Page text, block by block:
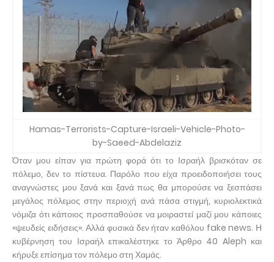
Hamas-Terrorists-Capture-Israeli-Vehicle-Photo-
by-Saeed-Abdelaziz
Όταν μου είπαν για πρώτη φορά ότι το Ισραήλ βρισκόταν σε
πόλεμο, δεν το πίστευα. Παρόλο που είχα προειδοποιήσει τους
αναγνώστες μου ξανά και ξανά πως θα μπορούσε να ξεσπάσει
μεγάλος πόλεμος στην περιοχή ανά πάσα στιγμή, κυριολεκτικά
νόμιζα ότι κάποιος προσπαθούσε να μοιραστεί μαζί μου κάποιες
«ψευδείς ειδήσεις». Αλλά φυσικά δεν ήταν καθόλου fake news. Η
κυβέρνηση του Ισραήλ επικαλέστηκε το Άρθρο 40 Aleph και
κήρυξε επίσημα τον πόλεμο στη Χαμάς.